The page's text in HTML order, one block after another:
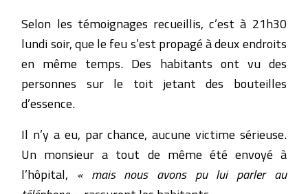
Selon les témoignages recueillis, c’est à 21h30
lundi soir, que le feu s’est propagé à deux endroits
en même temps. Des habitants ont vu des
personnes sur le toit jetant des bouteilles
d’essence.
Il n’y a eu, par chance, aucune victime sérieuse.
Un monsieur a tout de même été envoyé à
l’hôpital, « mais nous avons pu lui parler au